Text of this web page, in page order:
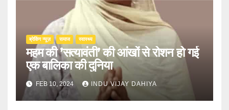
ब्रेकिंग न्यूज़ समाज स्वास्थ्य
महम की ’सत्यावंती’ की आंखों से रोशन हो गई
एक बालिका की दुनिया
FEB 10, 2024 INDU VIJAY DAHIYA